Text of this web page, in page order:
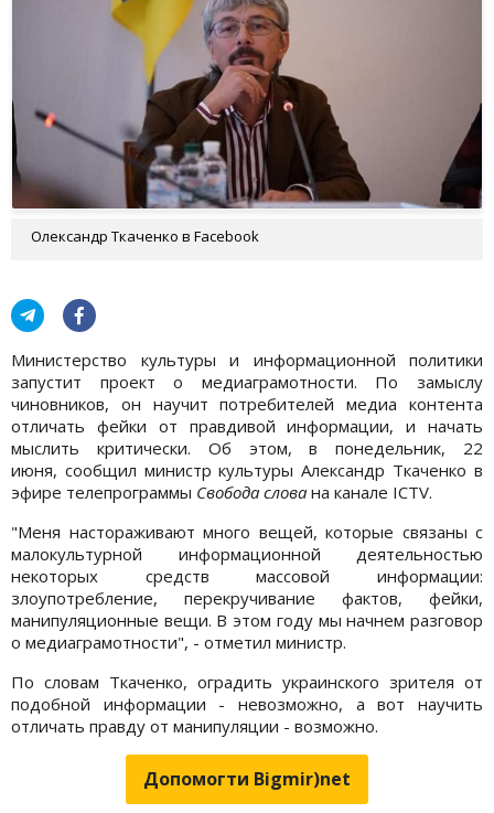
Олександр Ткаченко в Facebook
Министерство культуры и информационной политики
запустит проект о медиаграмотности. По замыслу
чиновников, он научит потребителей медиа контента
отличать фейки от правдивой информации, и начать
мыслить критически. Об этом, в понедельник, 22
июня, сообщил министр культуры Александр Ткаченко в
эфире телепрограммы Свобода слова на канале ICTV.
"Меня настораживают много вещей, которые связаны с
малокультурной информационной деятельностью
некоторых средств массовой информации:
злоупотребление, перекручивание фактов, фейки,
манипуляционные вещи. В этом году мы начнем разговор
о медиаграмотности", - отметил министр.
По словам Ткаченко, оградить украинского зрителя от
подобной информации - невозможно, а вот научить
отличать правду от манипуляции - возможно.
Допомогти Bigmir)net